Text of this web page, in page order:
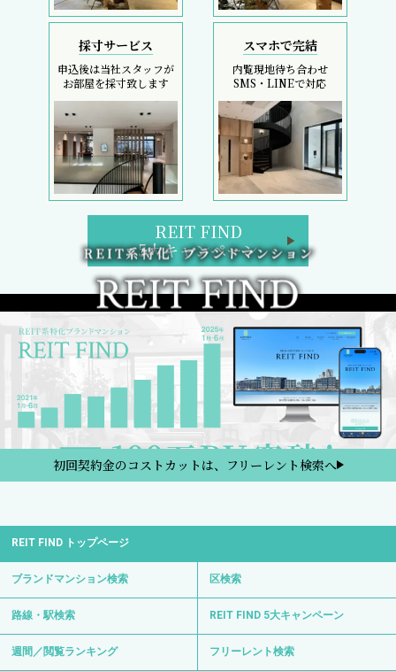
採寸サービス
申込後は当社スタッフが
お部屋を採寸致します
スマホで完結
内覧現地待ち合わせ
SMS・LINEで対応
REIT FIND
5大キャンペーン
初回契約金のコストカットは、フリーレント検索へ
REIT FIND トップページ
ブランドマンション検索 区検索
路線・駅検索 REIT FIND 5大キャンペーン
週間／閲覧ランキング フリーレント検索